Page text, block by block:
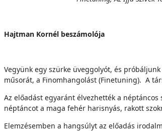
Hajtman Kornél beszámolója
Vegyünk egy szürke üveggolyót, és
műsorát, a Finomhangolást (Finetuning). A
Az előadást egyaránt élvezhették a
néptáncot a maga fehér harisnyás, rakott
Elemzésemben a hangsúlyt az előadás